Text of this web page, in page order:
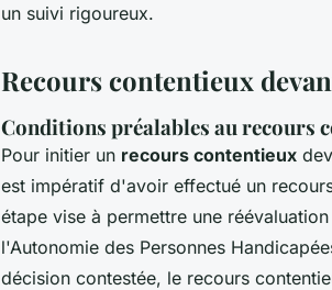
un suivi rigoureux.
Recours contentieux
Conditions préalables au recours
Pour initier un recours contentieux
est impératif d'avoir effectué un
étape vise à permettre une
l'Autonomie des Personnes
décision contestée, le recours